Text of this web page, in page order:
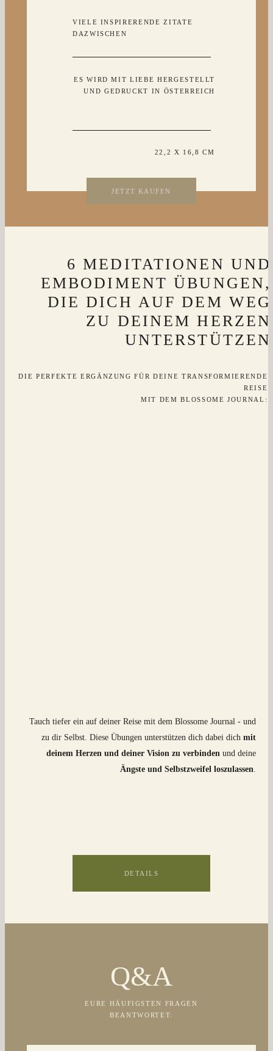
ES WIRD MIT LIEBE HERGESTELLT
UND GEDRUCKT IN ÖSTERREICH
VIELE INSPIRERENDE ZITATE
DAZWISCHEN
22,2 X 16,8 CM
JETZT KAUFEN
DIE PERFEKTE ERGÄNZUNG FÜR DEINE TRANSFORMIERENDE
REISE
MIT DEM BLOSSOME JOURNAL:
6 MEDITATIONEN UND
EMBODIMENT ÜBUNGEN,
DIE DICH AUF DEM WEG
ZU DEINEM HERZEN
UNTERSTÜTZEN
Tauch tiefer ein auf deiner Reise mit dem Blossome Journal - und
zu dir Selbst. Diese Übungen unterstützen dich dabei dichmit
deinem Herzen und deiner Vision zu verbinden und deine
Ängste und Selbstzweifel loszulassen.
DETAILS
Q&A
EURE HÄUFIGSTEN FRAGEN
BEANTWORTET: